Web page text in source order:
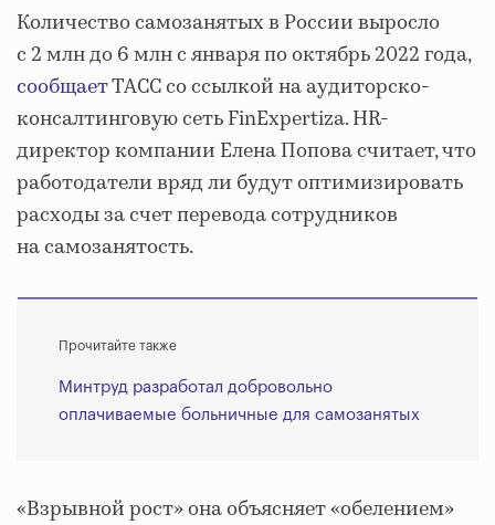
Количество самозанятых в России выросло
с 2 млн до 6 млн с января по октябрь 2022 года,
сообщаетТАСС со ссылкой на аудиторско-
консалтинговую сеть FinExpertiza. HR-
директор компании Елена Попова считает, что
работодатели вряд ли будут оптимизировать
расходы за счет перевода сотрудников
на самозанятость.
Прочитайте также
Минтруд разработал добровольно
оплачиваемые больничные для самозанятых
«Взрывной рост» она объясняет «обелением»